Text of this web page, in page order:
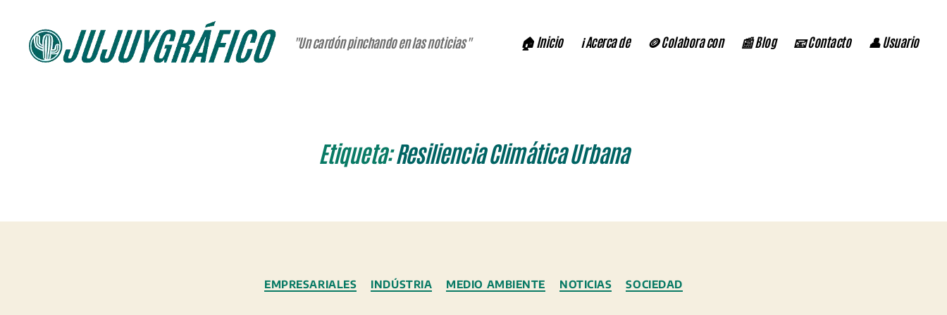
"Un cardón pinchando en las noticias" 🏠 Inicio ℹ️ Acerca de 🪙 Colabora con 📰 Blog 📧 Contacto 👤 Usuario
Etiqueta:Resiliencia Climática Urbana
Categorías
EMPRESARIALES INDÚSTRIA MEDIO AMBIENTE NOTICIAS SOCIEDAD